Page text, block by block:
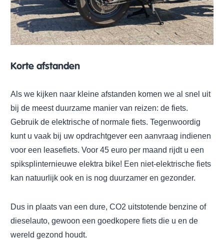
Korte afstanden
Als we kijken naar kleine afstanden komen we al snel uit
bij de meest duurzame manier van reizen: de fiets.
Gebruik de elektrische of normale fiets. Tegenwoordig
kunt u vaak bij uw opdrachtgever een aanvraag indienen
voor een leasefiets. Voor 45 euro per maand rijdt u een
spiksplinternieuwe elektra bike! Een niet-elektrische fiets
kan natuurlijk ook en is nog duurzamer en gezonder.
Dus in plaats van een dure, CO2 uitstotende benzine of
dieselauto, gewoon een goedkopere fiets die u en de
wereld gezond houdt.